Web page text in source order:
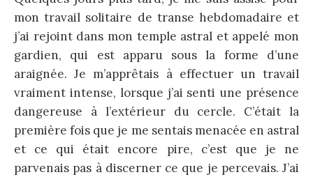
mon travail solitaire de transe hebdomadaire et
j’ai rejoint dans mon temple astral et appelé mon
gardien, qui est apparu sous la forme d’une
araignée. Je m’apprêtais à effectuer un travail
vraiment intense, lorsque j’ai senti une présence
dangereuse à l’extérieur du cercle. C’était la
première fois que je me sentais menacée en astral
et ce qui était encore pire, c’est que je ne
parvenais pas à discerner ce que je percevais. J’ai